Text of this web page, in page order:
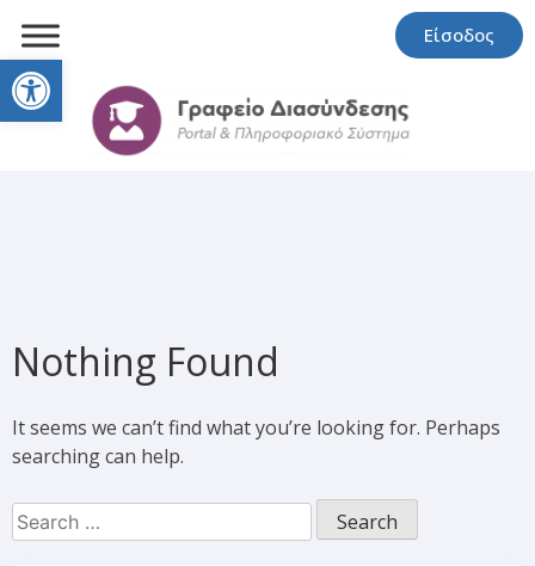
Open toolbar
Είσοδος
Nothing Found
It seems we can’t find what you’re looking for. Perhaps
searching can help.